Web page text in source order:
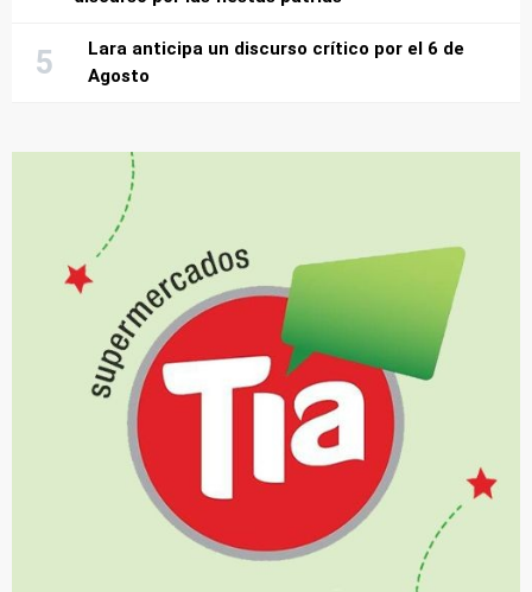
Lara anticipa un discurso crítico por el 6 de
Agosto